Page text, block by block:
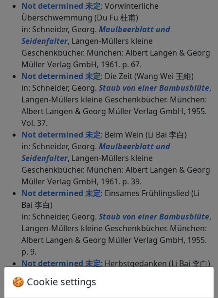
Not determined 未定: Vorwinterliche
Überschwemmung (Du Fu 杜甫)
in: Schneider, Georg. Maulbeerblatt und
Seidenfalter, Langen-Müllers kleine
Geschenkbücher. München: Albert Langen & Georg
Müller Verlag GmbH, 1961. p. 67.
Not determined 未定: Die Zeit (Wang Wei 王維)
in: Schneider, Georg. Staub von einer Bambusblüte,
Langen-Müllers kleine Geschenkbücher. München:
Albert Langen & Georg Müller Verlag GmbH, 1955.
Vol. 37.
Not determined 未定: Beim Wein (Li Bai 李白)
in: Schneider, Georg. Maulbeerblatt und
Seidenfalter, Langen-Müllers kleine
Geschenkbücher. München: Albert Langen & Georg
Müller Verlag GmbH, 1961. p. 39.
Not determined 未定: Einsames Frühlingslied (Li
Bai 李白)
in: Schneider, Georg. Staub von einer Bambusblüte,
Langen-Müllers kleine Geschenkbücher. München:
Albert Langen & Georg Müller Verlag GmbH, 1955.
p. 9.
Not determined 未定: Herbstgedanken (Li Bai 李白)
Langen-Müllers kleine Geschenkbücher. München:
🍪 Cookie settings